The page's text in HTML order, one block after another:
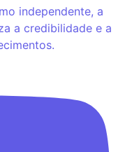
independente, a
a credibilidade e a